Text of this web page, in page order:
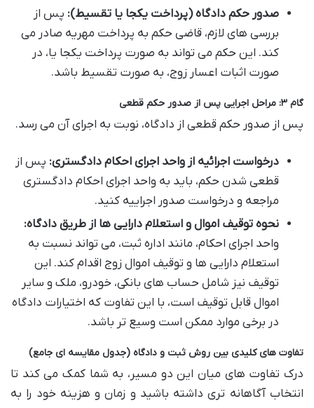
صدور حکم دادگاه (پرداخت یکجا یا تقسیط): پس از
بررسی های لازم، قاضی حکم به پرداخت مهریه صادر می
کند. این حکم می تواند به صورت پرداخت یکجا یا، در
صورت اثبات اعسار زوج، به صورت تقسیط باشد.
گام ۳: مراحل اجرایی پس از صدور حکم قطعی
پس از صدور حکم قطعی از دادگاه، نوبت به اجرای آن می رسد.
درخواست اجرائیه از واحد اجرای احکام دادگستری: پس از
قطعی شدن حکم، باید به واحد اجرای احکام دادگستری
مراجعه و درخواست صدور اجراییه کنید.
نحوه توقیف اموال و استعلام دارایی ها از طریق دادگاه:
واحد اجرای احکام، مانند اداره ثبت، می تواند نسبت به
استعلام دارایی ها و توقیف اموال زوج اقدام کند. این
توقیف نیز شامل حساب های بانکی، خودرو، ملک و سایر
اموال قابل توقیف است، با این تفاوت که اختیارات دادگاه
در برخی موارد ممکن است وسیع تر باشد.
تفاوت های کلیدی بین روش ثبت و دادگاه (جدول مقایسه ای جامع)
درک تفاوت های میان این دو مسیر، به شما کمک می کند تا
انتخاب آگاهانه تری داشته باشید و زمان و هزینه خود را به